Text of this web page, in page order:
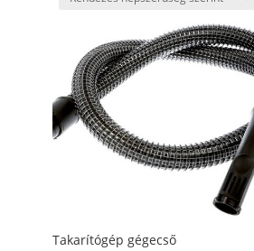
Takarítógép gégecső